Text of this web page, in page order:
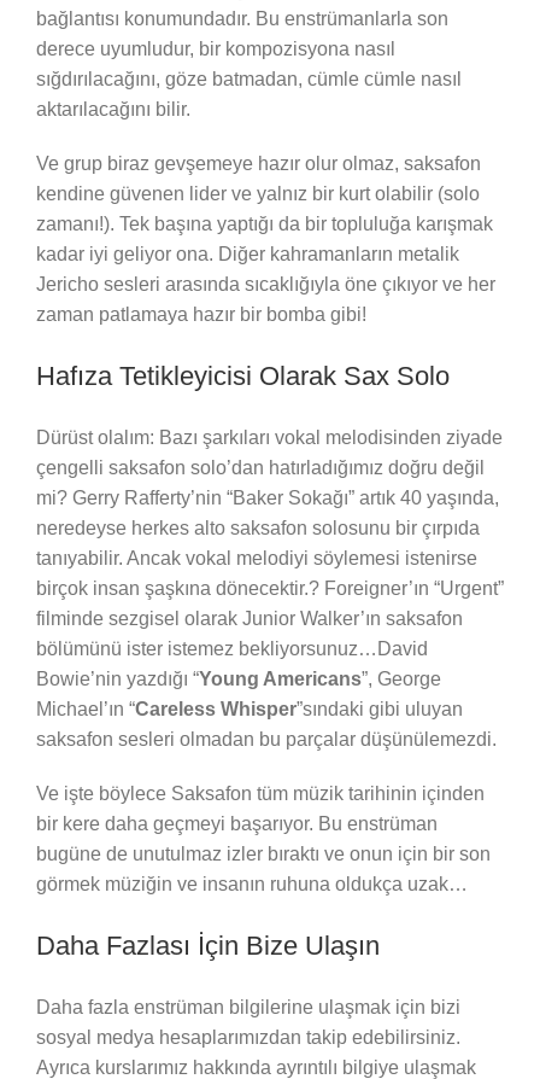
bağlantısı konumundadır. Bu enstrümanlarla son
derece uyumludur, bir kompozisyona nasıl
sığdırılacağını, göze batmadan, cümle cümle nasıl
aktarılacağını bilir.
Ve grup biraz gevşemeye hazır olur olmaz, saksafon
kendine güvenen lider ve yalnız bir kurt olabilir (solo
zamanı!). Tek başına yaptığı da bir topluluğa karışmak
kadar iyi geliyor ona. Diğer kahramanların metalik
Jericho sesleri arasında sıcaklığıyla öne çıkıyor ve her
zaman patlamaya hazır bir bomba gibi!
Hafıza Tetikleyicisi Olarak Sax Solo
Dürüst olalım: Bazı şarkıları vokal melodisinden ziyade
çengelli saksafon solo’dan hatırladığımız doğru değil
mi? Gerry Rafferty’nin “Baker Sokağı” artık 40 yaşında,
neredeyse herkes alto saksafon solosunu bir çırpıda
tanıyabilir. Ancak vokal melodiyi söylemesi istenirse
birçok insan şaşkına dönecektir.? Foreigner’ın “Urgent”
filminde sezgisel olarak Junior Walker’ın saksafon
bölümünü ister istemez bekliyorsunuz…David
Bowie’nin yazdığı “Young Americans”, George
Michael’ın “Careless Whisper”sındaki gibi uluyan
saksafon sesleri olmadan bu parçalar düşünülemezdi.
Ve işte böylece Saksafon tüm müzik tarihinin içinden
bir kere daha geçmeyi başarıyor. Bu enstrüman
bugüne de unutulmaz izler bıraktı ve onun için bir son
görmek müziğin ve insanın ruhuna oldukça uzak…
Daha Fazlası İçin Bize Ulaşın
Daha fazla enstrüman bilgilerine ulaşmak için bizi
sosyal medya hesaplarımızdan takip edebilirsiniz.
Ayrıca kurslarımız hakkında ayrıntılı bilgiye ulaşmak